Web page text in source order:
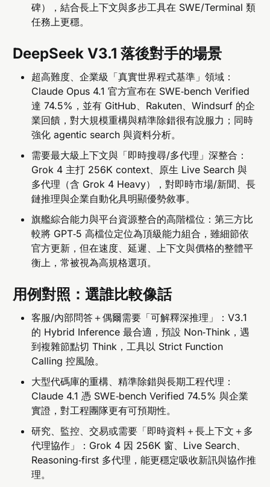
碑），結合長上下文與多步工具在 SWE/Terminal 類
任務上更穩。
DeepSeek V3.1 落後對手的場景
超高難度、企業級「真實世界程式基準」領域：
Claude Opus 4.1 官方宣布在 SWE‑bench Verified
達 74.5%，並有 GitHub、Rakuten、Windsurf 的企
業回饋，對大規模重構與精準除錯很有說服力；同時
強化 agentic search 與資料分析。
需要最大級上下文與「即時搜尋/多代理」深整合：
Grok 4 主打 256K context、原生 Live Search 與
多代理（含 Grok 4 Heavy），對即時市場/新聞、長
鏈推理與企業自動化具明顯優勢敘事。
旗艦綜合能力與平台資源整合的高階檔位：第三方比
較將 GPT‑5 高檔位定位為頂級能力組合，雖細節依
官方更新，但在速度、延遲、上下文與價格的整體平
衡上，常被視為高規格選項。
用例對照：選誰比較像話
客服/內部問答＋偶爾需要「可解釋深推理」：V3.1
的 Hybrid Inference 最合適，預設 Non‑Think，遇
到複雜節點切 Think，工具以 Strict Function
Calling 控風險。
大型代碼庫的重構、精準除錯與長期工程代理：
Claude 4.1 憑 SWE‑bench Verified 74.5% 與企業
實證，對工程團隊更有可預期性。
研究、監控、交易或需要「即時資料＋長上下文＋多
代理協作」：Grok 4 因 256K 窗、Live Search、
Reasoning‑first 多代理，能更穩定吸收新訊與協作推
理。